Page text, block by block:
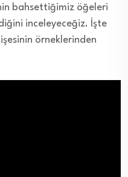
bahsettiğimiz öğeleri
inceleyeceğiz. İşte
örneklerinden